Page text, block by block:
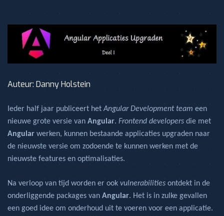
Auteur: Danny Holstein
Ieder half jaar publiceert hetAngular Development team een
nieuwe grote versie van Angular. Frontend developers die met
Angular werken, kunnen bestaande applicaties upgraden naar
de nieuwste versie om zodoende te kunnen werken met de
nieuwste features en optimalisaties.
Na verloop van tijd worden er ook vulnerabilities ontdekt in de
onderliggende packages van Angular. Het is in zulke gevallen
een goed idee om onderhoud uit te voeren voor een applicatie.